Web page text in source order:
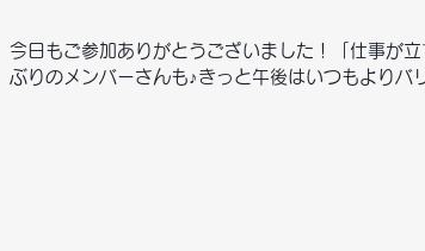
今日もご参加ありがとうございました！「仕事が
ぶりのメンバーさんも♪きっと午後はいつもよりバ